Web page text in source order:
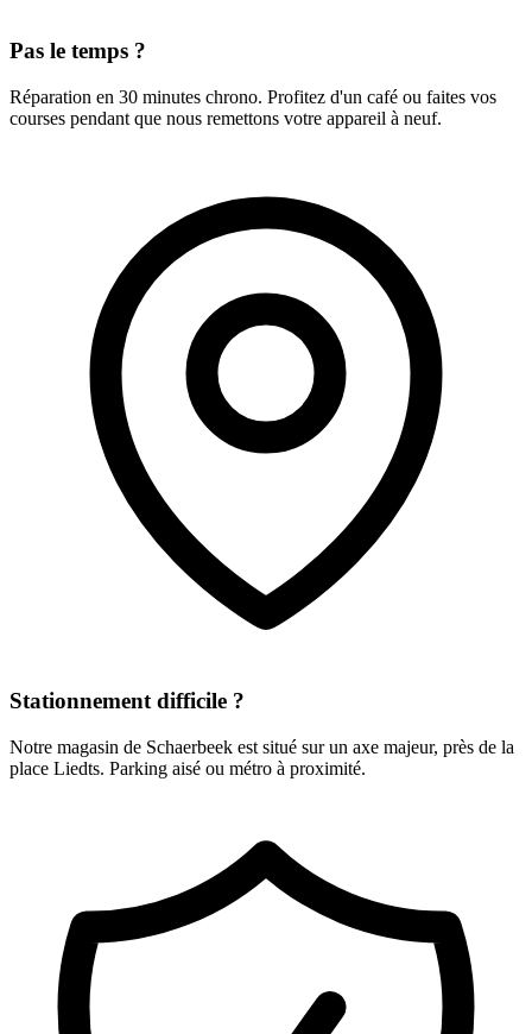
Pas le temps ?
Réparation en 30 minutes chrono. Profitez d'un café ou faites vos
courses pendant que nous remettons votre appareil à neuf.
Stationnement difficile ?
Notre magasin de Schaerbeek est situé sur un axe majeur, près de la
place Liedts. Parking aisé ou métro à proximité.